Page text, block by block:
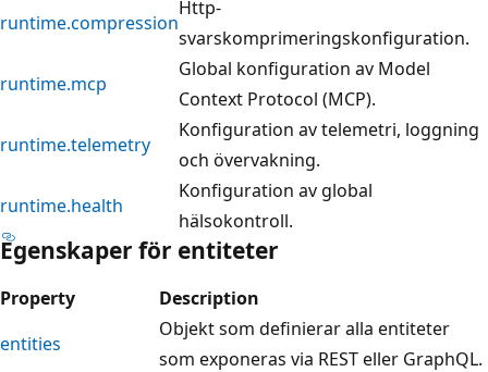
runtime.compression
Http-
svarskomprimeringskonfiguration.
runtime.mcp
Global konfiguration av Model
Context Protocol (MCP).
runtime.telemetry
Konfiguration av telemetri, loggning
och övervakning.
runtime.health
Konfiguration av global
hälsokontroll.
Egenskaper för entiteter
Property
Description
entities
Objekt som definierar alla entiteter
som exponeras via REST eller GraphQL.